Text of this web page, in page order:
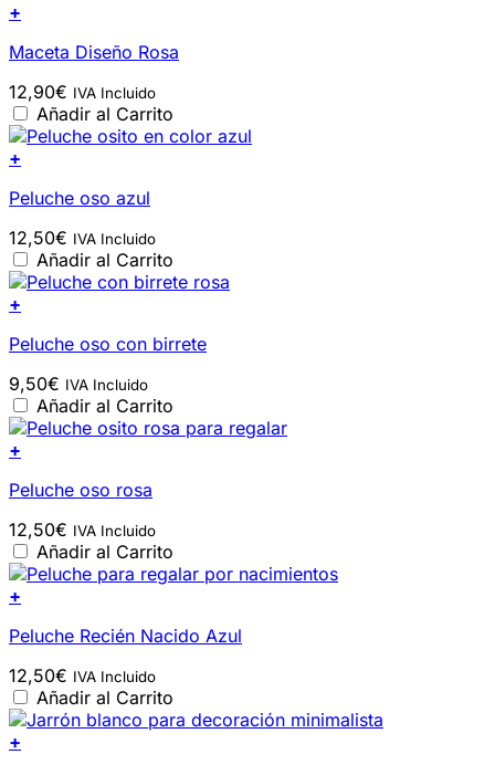
+
Maceta Diseño Rosa
12,90€ IVA Incluido
Añadir al Carrito
+
Peluche oso azul
12,50€ IVA Incluido
Añadir al Carrito
+
Peluche oso con birrete
9,50€ IVA Incluido
Añadir al Carrito
+
Peluche oso rosa
12,50€ IVA Incluido
Añadir al Carrito
+
Peluche Recién Nacido Azul
12,50€ IVA Incluido
Añadir al Carrito
+